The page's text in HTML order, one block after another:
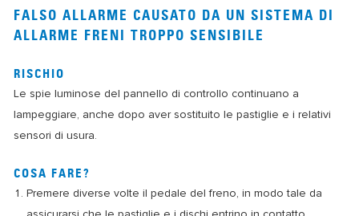
FALSO ALLARME CAUSATO DA UN SISTEMA DI
ALLARME FRENI TROPPO SENSIBILE
RISCHIO
Le spie luminose del pannello di controllo continuano a
lampeggiare, anche dopo aver sostituito le pastiglie e i relativi
sensori di usura.
COSA FARE?
Premere diverse volte il pedale del freno, in modo tale da